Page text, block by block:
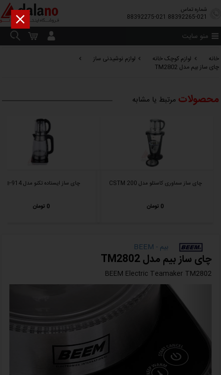
شماره تماس
88392265-021
88392275-021
منو سایت
خانه لوازم کوچک خانه
لوازم نوشیدنی ساز
چای ساز بیم مدل TM2802
محصولات مرتبط یا مشابه
چای ساز سماوری کاستلو مدل CSTM 200
0 تومان
چای ساز ایستاده تکنو مدل Te-914
0 تومان
بیم - BEEM
چای ساز بیم مدل TM2802
BEEM Electric Teamaker TM2802
